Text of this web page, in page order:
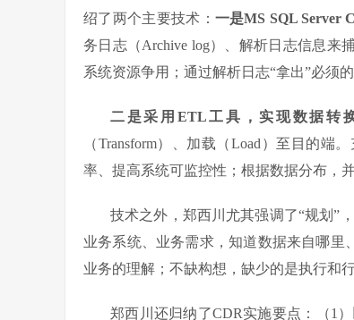
绍了两个主要技术： 一是MS SQL Server
务日志（Archive log）、解析日志信息来
系统资源争用；通过解析日志“拿出”必须
二是采用ETL工具，实现数据转
（Transform）、加载（Load）至目的
率、提高系统可监控性；根据数据分布，
技术之外，郑西川尤其强调了“规划”
业务系统、业务需求，知道数据来自哪
业务的理解；不缺构想，缺少的是执行和
郑西川还归纳了CDR实施要点：（1